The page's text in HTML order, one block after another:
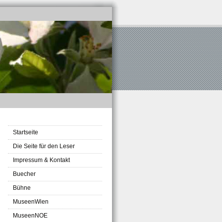
Startseite
Die Seite für den Leser
Impressum & Kontakt
Buecher
Bühne
MuseenWien
MuseenNOE